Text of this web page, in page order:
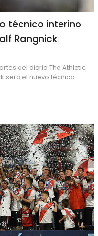
técnico interino
Rangnick
del diario The Athletic
será el nuevo técnico